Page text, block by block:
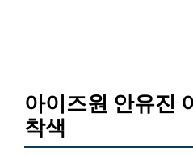
아이즈원 안유진
착색